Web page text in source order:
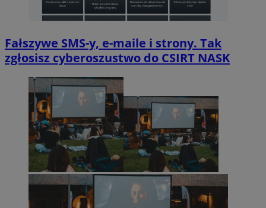
Fałszywe SMS-y, e-maile i strony. Tak
zgłosisz cyberoszustwo do CSIRT NASK